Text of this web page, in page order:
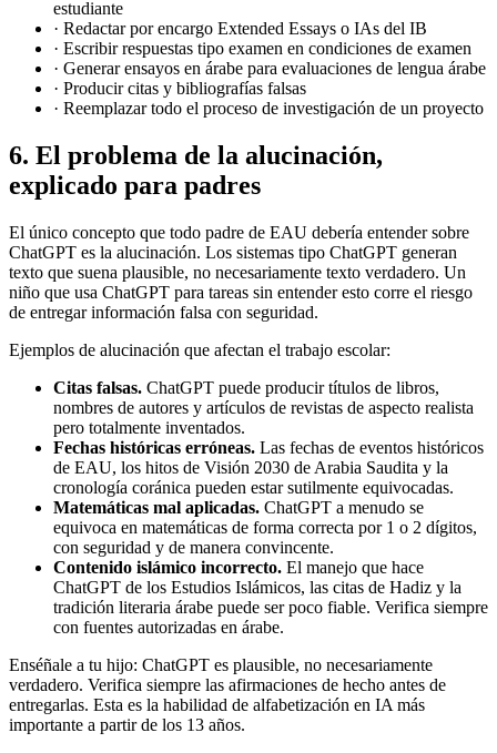
estudiante
· Redactar por encargo Extended Essays o IAs del IB
· Escribir respuestas tipo examen en condiciones de examen
· Generar ensayos en árabe para evaluaciones de lengua árabe
· Producir citas y bibliografías falsas
· Reemplazar todo el proceso de investigación de un proyecto
6. El problema de la alucinación,
explicado para padres
El único concepto que todo padre de EAU debería entender sobre
ChatGPT es la alucinación. Los sistemas tipo ChatGPT generan
texto que suena plausible, no necesariamente texto verdadero. Un
niño que usa ChatGPT para tareas sin entender esto corre el riesgo
de entregar información falsa con seguridad.
Ejemplos de alucinación que afectan el trabajo escolar:
Citas falsas. ChatGPT puede producir títulos de libros,
nombres de autores y artículos de revistas de aspecto realista
pero totalmente inventados.
Fechas históricas erróneas. Las fechas de eventos históricos
de EAU, los hitos de Visión 2030 de Arabia Saudita y la
cronología coránica pueden estar sutilmente equivocadas.
Matemáticas mal aplicadas. ChatGPT a menudo se
equivoca en matemáticas de forma correcta por 1 o 2 dígitos,
con seguridad y de manera convincente.
Contenido islámico incorrecto. El manejo que hace
ChatGPT de los Estudios Islámicos, las citas de Hadiz y la
tradición literaria árabe puede ser poco fiable. Verifica siempre
con fuentes autorizadas en árabe.
Enséñale a tu hijo: ChatGPT es plausible, no necesariamente
verdadero. Verifica siempre las afirmaciones de hecho antes de
entregarlas. Esta es la habilidad de alfabetización en IA más
importante a partir de los 13 años.